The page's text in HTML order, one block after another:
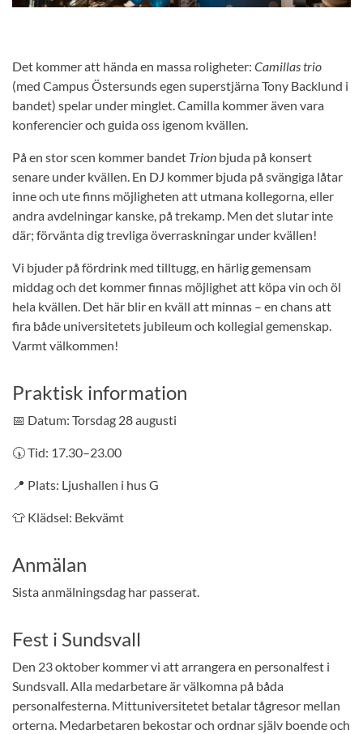
Det kommer att hända en massa roligheter: Camillas trio
(med Campus Östersunds egen superstjärna Tony Backlund i
bandet) spelar under minglet. Camilla kommer även vara
konferencier och guida oss igenom kvällen.
På en stor scen kommer bandet Trion bjuda på konsert
senare under kvällen. En DJ kommer bjuda på svängiga låtar
inne och ute finns möjligheten att utmana kollegorna, eller
andra avdelningar kanske, på trekamp. Men det slutar inte
där; förvänta dig trevliga överraskningar under kvällen!
Vi bjuder på fördrink med tilltugg, en härlig gemensam
middag och det kommer finnas möjlighet att köpa vin och öl
hela kvällen. Det här blir en kväll att minnas – en chans att
fira både universitetets jubileum och kollegial gemenskap.
Varmt välkommen!
Praktisk information
📅 Datum: Torsdag 28 augusti
🕠 Tid: 17.30–23.00
📍 Plats: Ljushallen i hus G
👕 Klädsel: Bekvämt
Anmälan
Sista anmälningsdag har passerat.
Fest i Sundsvall
Den 23 oktober kommer vi att arrangera en personalfest i
Sundsvall. Alla medarbetare är välkomna på båda
personalfesterna. Mittuniversitetet betalar tågresor mellan
orterna. Medarbetaren bekostar och ordnar själv boende och